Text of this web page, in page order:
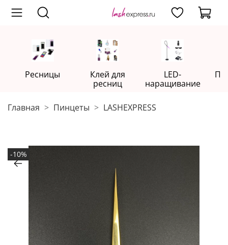
Ресницы
Клей для
ресниц
LED-
наращивание
Главная Пинцеты LASHEXPRESS
-10%